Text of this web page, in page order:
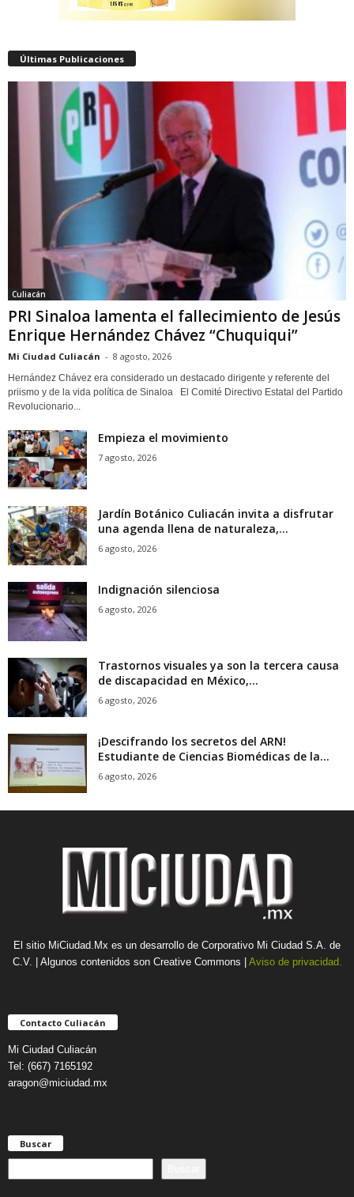
Últimas Publicaciones
Culiacán
PRI Sinaloa lamenta el fallecimiento de Jesús
Enrique Hernández Chávez “Chuquiqui”
Mi Ciudad Culiacán - 8 agosto, 2026
Hernández Chávez era considerado un destacado dirigente y referente del
priismo y de la vida política de Sinaloa El Comité Directivo Estatal del Partido
Revolucionario...
Empieza el movimiento
7 agosto, 2026
Jardín Botánico Culiacán invita a disfrutar
una agenda llena de naturaleza,...
6 agosto, 2026
Indignación silenciosa
6 agosto, 2026
Trastornos visuales ya son la tercera causa
de discapacidad en México,...
6 agosto, 2026
¡Descifrando los secretos del ARN!
Estudiante de Ciencias Biomédicas de la...
6 agosto, 2026
El sitio MiCiudad.Mx es un desarrollo de Corporativo Mi Ciudad S.A. de
C.V. | Algunos contenidos son Creative Commons | Aviso de privacidad.
Contacto Culiacán
Mi Ciudad Culiacán
Tel: (667) 7165192
aragon@miciudad.mx
Buscar
u